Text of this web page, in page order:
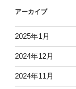
アーカイブ
2025年1月
2024年12月
2024年11月